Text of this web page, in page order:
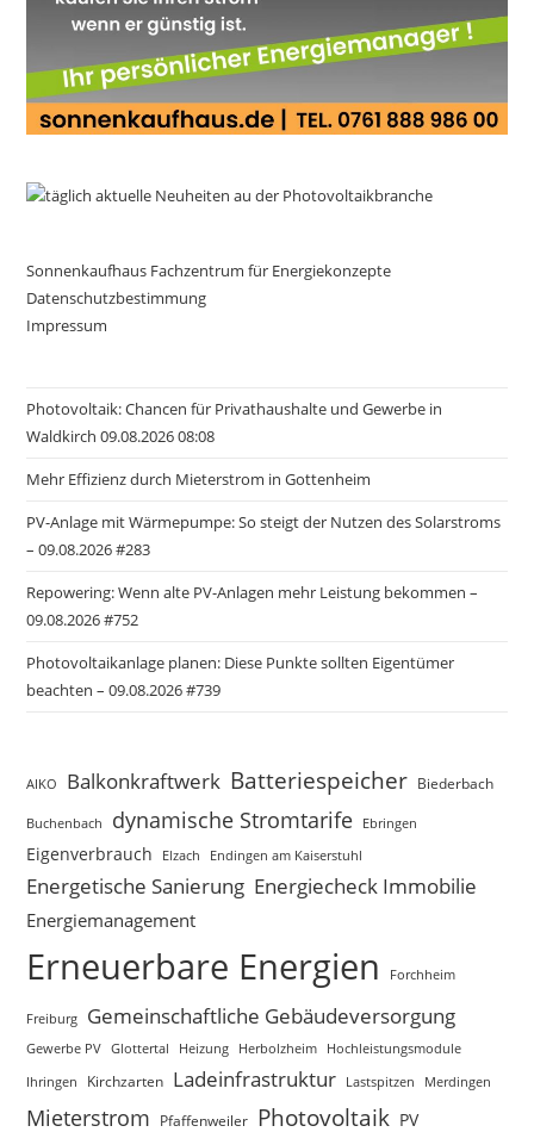
Sonnenkaufhaus Fachzentrum für Energiekonzepte
Datenschutzbestimmung
Impressum
Photovoltaik: Chancen für Privathaushalte und Gewerbe in
Waldkirch 09.08.2026 08:08
Mehr Effizienz durch Mieterstrom in Gottenheim
PV-Anlage mit Wärmepumpe: So steigt der Nutzen des Solarstroms
– 09.08.2026 #283
Repowering: Wenn alte PV-Anlagen mehr Leistung bekommen –
09.08.2026 #752
Photovoltaikanlage planen: Diese Punkte sollten Eigentümer
beachten – 09.08.2026 #739
AIKO Balkonkraftwerk Batteriespeicher Biederbach
Buchenbach dynamische Stromtarife Ebringen
Eigenverbrauch Elzach Endingen am Kaiserstuhl
Energetische Sanierung Energiecheck Immobilie
Energiemanagement
Erneuerbare Energien Forchheim
Freiburg Gemeinschaftliche Gebäudeversorgung
Gewerbe PV Glottertal Heizung Herbolzheim
Hochleistungsmodule
Ihringen
Kirchzarten Ladeinfrastruktur Lastspitzen Merdingen
Mieterstrom Pfaffenweiler Photovoltaik PV